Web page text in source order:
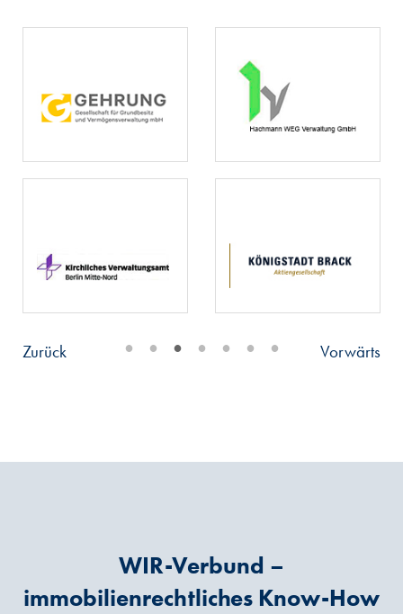
Zurück • • • • • • • Vorwärts
WIR-Verbund –
immobilienrechtliches Know-How